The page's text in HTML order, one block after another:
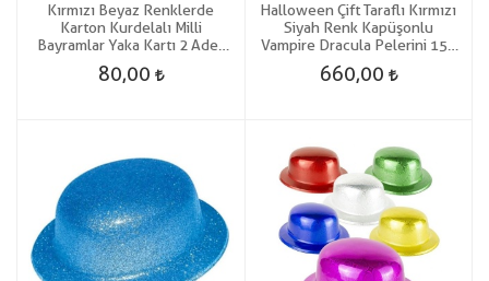
Kırmızı Beyaz Renklerde
Karton Kurdelalı Milli
Bayramlar Yaka Kartı 2 Adet
Gösteri İçin
80,00
Halloween Çift Taraflı Kırmızı
Siyah Renk Kapüşonlu
Vampire Dracula Pelerini 150
CM Yetişkin Boy
660,00